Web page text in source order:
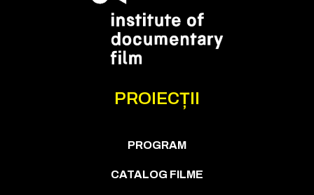
PROIECȚII
PROGRAM
CATALOG FILME